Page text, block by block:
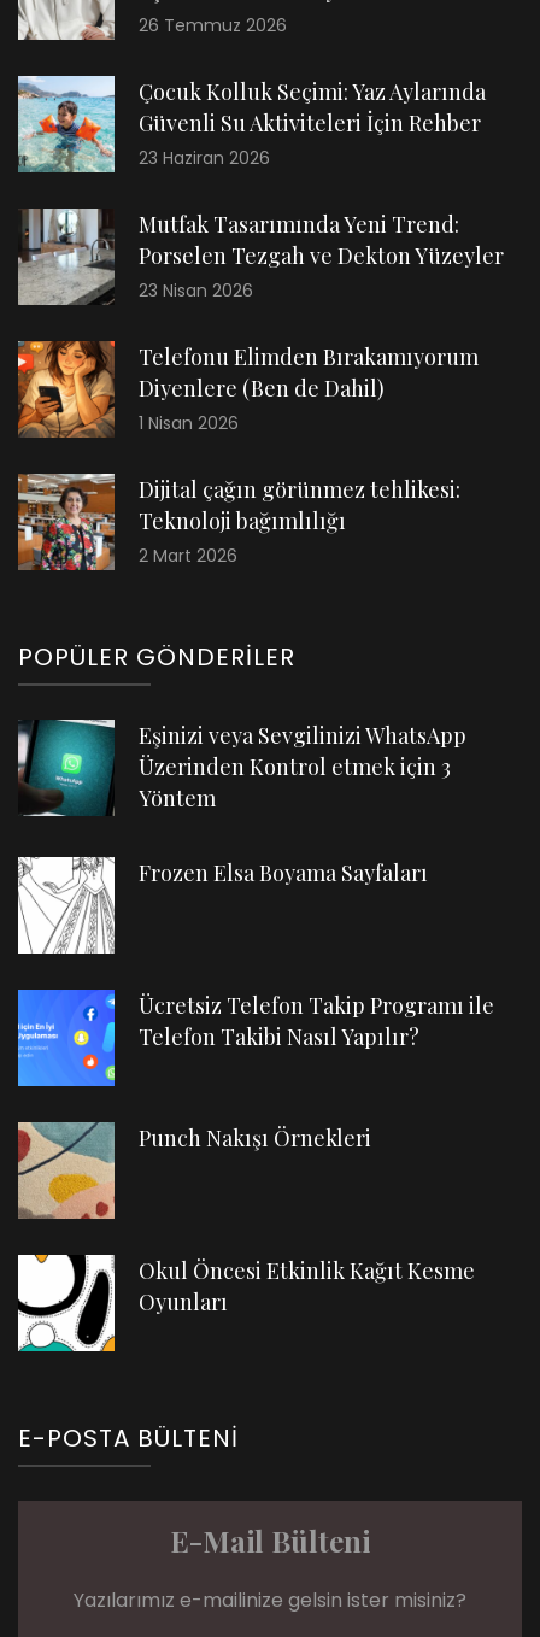
26 Temmuz 2026
Çocuk Kolluk Seçimi: Yaz Aylarında
Güvenli Su Aktiviteleri İçin Rehber
23 Haziran 2026
Mutfak Tasarımında Yeni Trend:
Porselen Tezgah ve Dekton Yüzeyler
23 Nisan 2026
Telefonu Elimden Bırakamıyorum
Diyenlere (Ben de Dahil)
1 Nisan 2026
Dijital çağın görünmez tehlikesi:
Teknoloji bağımlılığı
2 Mart 2026
POPÜLER GÖNDERILER
Eşinizi veya Sevgilinizi WhatsApp
Üzerinden Kontrol etmek için 3
Yöntem
Frozen Elsa Boyama Sayfaları
Ücretsiz Telefon Takip Programı ile
Telefon Takibi Nasıl Yapılır?
Punch Nakışı Örnekleri
Okul Öncesi Etkinlik Kağıt Kesme
Oyunları
E-POSTA BÜLTENI
E-Mail Bülteni
Yazılarımız e-mailinize gelsin ister misiniz?